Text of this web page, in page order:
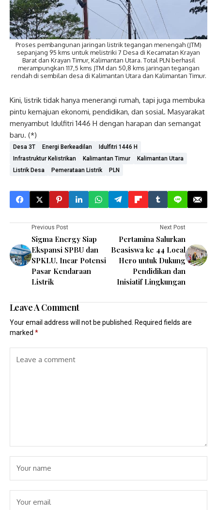
Proses pembangunan jaringan listrik tegangan menengah (JTM)
sepanjang 95 kms untuk melistriki 7 Desa di Kecamatan Krayan
Barat dan Krayan Timur, Kalimantan Utara. Total PLN berhasil
merampungkan 117,5 kms JTM dan 50,8 kms jaringan tegangan
rendah di sembilan desa di Kalimantan Utara dan Kalimantan Timur.
Kini, listrik tidak hanya menerangi rumah, tapi juga membuka
pintu kemajuan ekonomi, pendidikan, dan sosial. Masyarakat
menyambut Idulfitri 1446 H dengan harapan dan semangat
baru. (*)
Desa 3T Energi Berkeadilan
Idulfitri 1446 H
Infrastruktur Kelistrikan
Kalimantan Timur
Kalimantan Utara
Listrik Desa
Pemerataan Listrik PLN
Previous Post
Sigma Energy Siap
Ekspansi SPBU dan
SPKLU, Incar Potensi
Pasar Kendaraan
Listrik
Next Post
Pertamina Salurkan
Beasiswa ke 44 Local
Hero untuk Dukung
Pendidikan dan
Inisiatif Lingkungan
Leave A Comment
Your email address will not be published.
Required fields are
marked *